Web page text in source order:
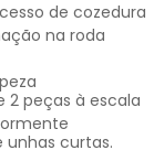
de cozedura
na roda
2 peças à escala
unhas curtas.